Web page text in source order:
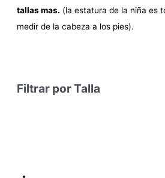
tallas mas. (la estatura de la niña es
medir de la cabeza a los pies).
Filtrar por Talla